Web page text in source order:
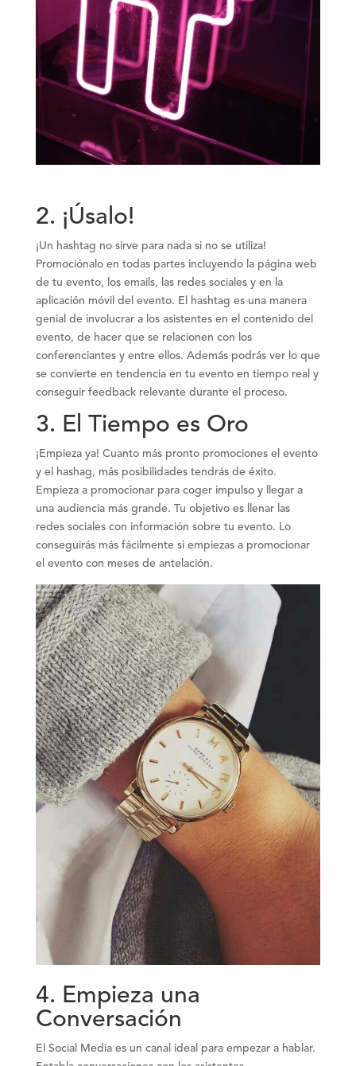
2. ¡Úsalo!
¡Un hashtag no sirve para nada si no se utiliza!
Promociónalo en todas partes incluyendo la página web
de tu evento, los emails, las redes sociales y en la
aplicación móvil del evento. El hashtag es una manera
genial de involucrar a los asistentes en el contenido del
evento, de hacer que se relacionen con los
conferenciantes y entre ellos. Además podrás ver lo que
se convierte en tendencia en tu evento en tiempo real y
conseguir feedback relevante durante el proceso.
3. El Tiempo es Oro
¡Empieza ya! Cuanto más pronto promociones el evento
y el hashag, más posibilidades tendrás de éxito.
Empieza a promocionar para coger impulso y llegar a
una audiencia más grande. Tu objetivo es llenar las
redes sociales con información sobre tu evento. Lo
conseguirás más fácilmente si empiezas a promocionar
el evento con meses de antelación.
4. Empieza una
Conversación
El Social Media es un canal ideal para empezar a hablar.